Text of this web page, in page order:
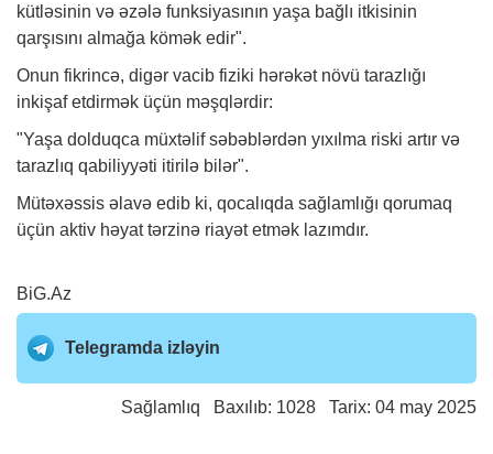
kütləsinin və əzələ funksiyasının yaşa bağlı itkisinin
qarşısını almağa kömək edir".
Onun fikrincə, digər vacib fiziki hərəkət növü tarazlığı
inkişaf etdirmək üçün məşqlərdir:
"Yaşa dolduqca müxtəlif səbəblərdən yıxılma riski artır və
tarazlıq qabiliyyəti itirilə bilər".
Mütəxəssis əlavə edib ki, qocalıqda sağlamlığı qorumaq
üçün aktiv həyat tərzinə riayət etmək lazımdır.
BiG.Az
Telegramda izləyin
Sağlamlıq Baxılıb: 1028 Tarix: 04 may 2025